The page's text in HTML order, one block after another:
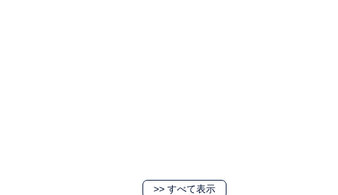
>> すべて表示